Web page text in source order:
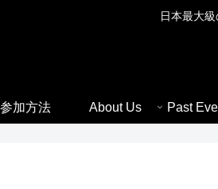
日本最大
加方法 About Us